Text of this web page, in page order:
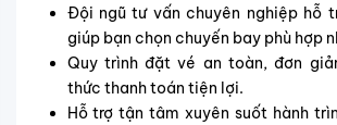
Đội ngũ tư vấn chuyên nghiệp hỗ
giúp bạn chọn chuyến bay phù hợp
Quy trình đặt vé an toàn, đơn
thức thanh toán tiện lợi.
Hỗ trợ tận tâm xuyên suốt hành